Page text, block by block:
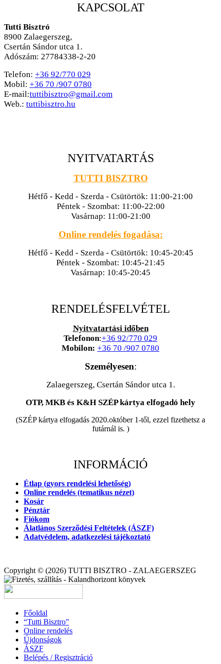
KAPCSOLAT
Tutti Bisztró
8900 Zalaegerszeg,
Csertán Sándor utca 1.
Adószám: 27784338-2-20
Telefon: +36 92/770 029
Mobil: +36 70 /907 0780
E-mail:tuttibisztro@gmail.com
Web.: tuttibisztro.hu
NYITVATARTÁS
TUTTI BISZTRO
Hétfő - Kedd - Szerda - Csütörtök: 11:00-21:00
Péntek - Szombat: 11:00-22:00
Vasárnap: 11:00-21:00
Online rendelés fogadása:
Hétfő - Kedd - Szerda - Csütörtök: 10:45-20:45
Péntek - Szombat: 10:45-21:45
Vasárnap: 10:45-20:45
RENDELÉSFELVÉTEL
Nyitvatartási időben
Telefonon:+36 92/770 029
Mobilon: +36 70 /907 0780
Személyesen:
Zalaegerszeg, Csertán Sándor utca 1.
OTP, MKB és K&H SZÉP kártya elfogadó hely
(SZÉP kártya elfogadás 2020.október 1-től, ezzel fizethetsz a
futárnál is. )
INFORMÁCIÓ
Étlap (gyors rendelési lehetőség)
Online rendelés (tematikus nézet)
Kosár
Pénztár
Fiókom
Álatlános Szerződési Feltételek (ÁSZF)
Adatvédelem, adatkezelési tájékoztató
Copyright © (2026) TUTTI BISZTRO - ZALAEGERSZEG
Főoldal
“Tutti Bisztro”
Online rendelés
Újdonságok
ÁSZF
Belépés / Regisztráció